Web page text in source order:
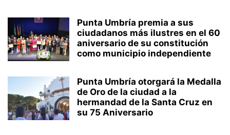
Punta Umbría premia a sus
ciudadanos más ilustres en el 60
aniversario de su constitución
como municipio independiente
Punta Umbría otorgará la Medalla
de Oro de la ciudad a la
hermandad de la Santa Cruz en
su 75 Aniversario